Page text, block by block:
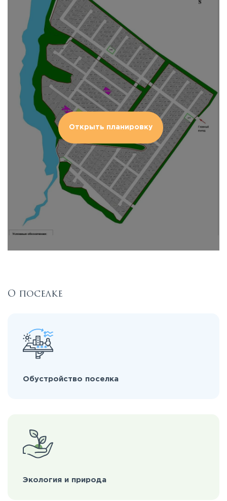
Открыть планировку
О поселке
Обустройство поселка
Экология и природа